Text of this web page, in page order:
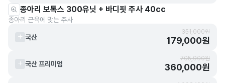
종아리 보톡스 300유닛 + 바디핏 주사 40cc
종아리 근육에 맞는 주사
국산
351,000원
179,000원
국산 프리미엄
705,900원
360,000원